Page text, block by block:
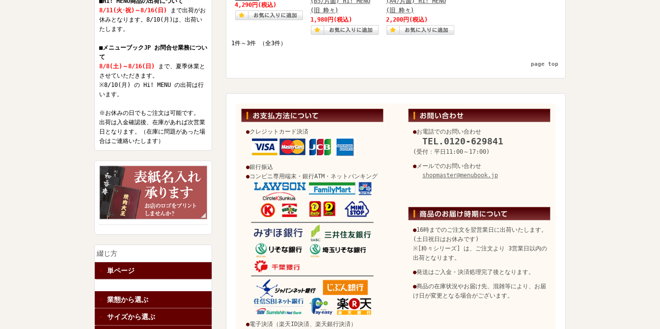
8/11(火･祝)～8/16(日)
まで出荷がお
休みとなります。8/10(月)は、出荷い
たします。
■メニューブックJP お問合せ業務につい
て
8/8(土)～8/16(日)
まで、夏季休業と
させていただきます。
※8/10(月) の Hi! MENU の出荷は行
います。
※お休みの日でもご注文は可能です。
出荷は入金確認後、在庫があれば次営業
日となります。（在庫に問題があった場
合はご連絡いたします）
綴じ方
単ページ
業態から選ぶ
サイズから選ぶ
4,290円 (税込)
(旧 粋々)
1,980円 (税込)
(旧 粋々)
2,200円 (税込)
1件～3件 （全3件）
page top
●クレジットカード決済
●銀行振込
●コンビニ専用端末・銀行ATM・ネットバンキング
●電子決済（楽天ID決済、楽天銀行決済）
●お電話でのお問い合わせ
TEL.0120-629841
(受付：平日11:00～17:00)
●メールでのお問い合わせ
shopmaster@menubook.jp
●16時までのご注文を翌営業日に出荷いたします。
(土日祝日はお休みです)
※[粋々シリーズ] は、ご注文より 3営業日以内の
出荷となります。
●発送はご入金・決済処理完了後となります。
●商品の在庫状況やお届け先、混雑等により、お届
け日が変更となる場合がございます。